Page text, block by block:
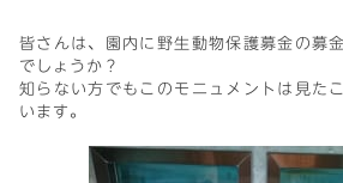
皆さんは、園内に野生動物保護募金の募
でしょうか？
知らない方でもこのモニュメントは見た
います。